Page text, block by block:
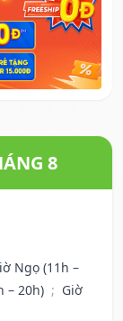
8
Ngọ (11h –
– 20h) ; Giờ